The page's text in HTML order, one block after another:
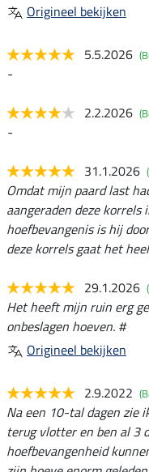
Origineel bekijken
5.5.2026
-
2.2.2026
-
31.1.2026
Omdat mijn paard last
aangeraden deze korrels
hoefbevangenis is hij
deze korrels gaat het
29.1.2026
Het heeft mijn ruin erg
onbeslagen hoeven. #
Origineel bekijken
2.9.2022
Na een 10-tal dagen zie
terug vlotter en ben al 3
hoefbevangenheid